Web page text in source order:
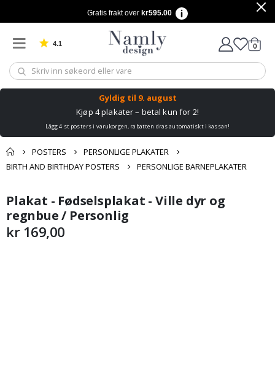
Gratis frakt over kr595.00
4.1 Basert på 1026 stemmer 0varer
Gyldig til 9. august
Kjøp 4 plakater – betal kun for 2!
Lägg 4 st posters i varukorgen, rabatten dras automatiskt i kassan!
POSTERS
PERSONLIGE PLAKATER
BIRTH AND BIRTHDAY POSTERS
PERSONLIGE BARNEPLAKATER
Andre kjøpte
produkter
Gå
til
slutten
av
Gå
til
begynnelsen
av
Plakat - Fødselsplakat - Ville dyr og
regnbue / Personlig
kr 169,00